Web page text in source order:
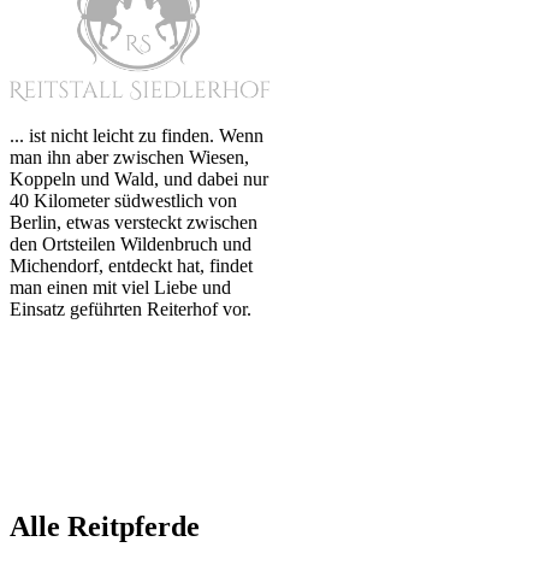
... ist nicht leicht zu finden. Wenn
man ihn aber zwischen Wiesen,
Koppeln und Wald, und dabei nur
40 Kilometer südwestlich von
Berlin, etwas versteckt zwischen
den Ortsteilen Wildenbruch und
Michendorf, entdeckt hat, findet
man einen mit viel Liebe und
Einsatz geführten Reiterhof vor.
Alle Reitpferde